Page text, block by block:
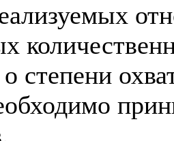
степени